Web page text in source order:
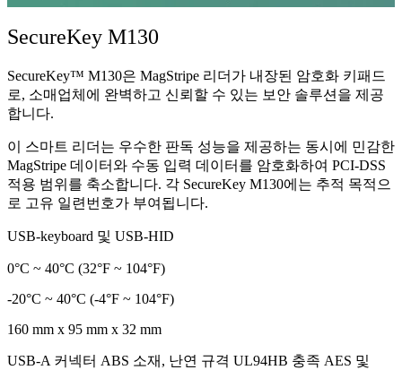
SecureKey M130
SecureKey™ M130은 MagStripe 리더가 내장된 암호화 키패드
로, 소매업체에 완벽하고 신뢰할 수 있는 보안 솔루션을 제공
합니다.
이 스마트 리더는 우수한 판독 성능을 제공하는 동시에 민감한
MagStripe 데이터와 수동 입력 데이터를 암호화하여 PCI-DSS
적용 범위를 축소합니다. 각 SecureKey M130에는 추적 목적으
로 고유 일련번호가 부여됩니다.
USB-keyboard 및 USB-HID
0°C ~ 40°C (32°F ~ 104°F)
-20°C ~ 40°C (-4°F ~ 104°F)
160 mm x 95 mm x 32 mm
USB-A 커넥터 ABS 소재, 난연 규격 UL94HB 충족 AES 및